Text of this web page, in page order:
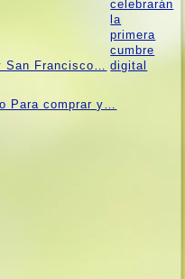
San Francisco…
Para comprar y…